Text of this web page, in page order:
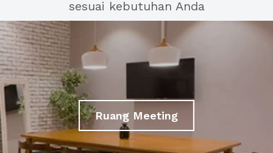
sesuai kebutuhan Anda
Ruang Meeting